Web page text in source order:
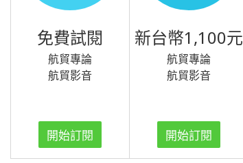
免費試閱
航貿專論
航貿影音
開始訂閱
新台幣1,100元
航貿專論
航貿影音
開始訂閱